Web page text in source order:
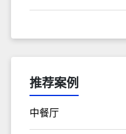
推荐案例
中餐厅